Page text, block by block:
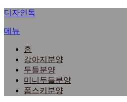
내
으
디자인독
메뉴
홈
강아지분양
두들분양
미니두들분양
폼스키분양